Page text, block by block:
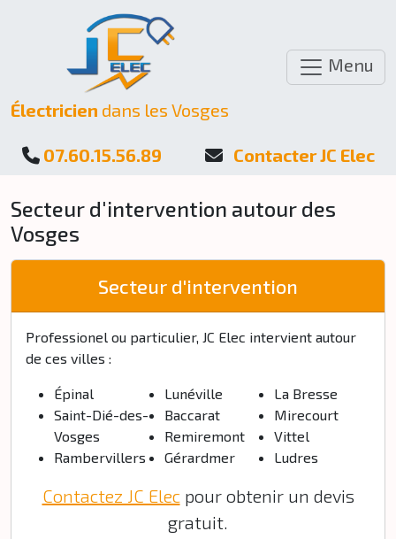
Électricien dans les Vosges
Menu
07.60.15.56.89 Contacter JC Elec
Secteur d'intervention autour des
Vosges
Secteur d'intervention
Professionel ou particulier, JC Elec intervient autour
de ces villes :
Épinal
Saint-Dié-des-
Vosges
Rambervillers
Lunéville
Baccarat
Remiremont
Gérardmer
La Bresse
Mirecourt
Vittel
Ludres
Contactez JC Elecpour obtenir un devis
gratuit.